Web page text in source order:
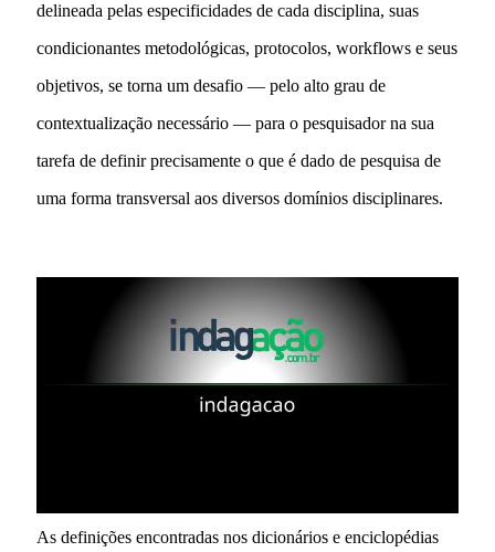
delineada pelas especificidades de cada disciplina, suas
condicionantes metodológicas, protocolos, workflows e seus
objetivos, se torna um desafio — pelo alto grau de
contextualização necessário — para o pesquisador na sua
tarefa de definir precisamente o que é dado de pesquisa de
uma forma transversal aos diversos domínios disciplinares.
As definições encontradas nos dicionários e enciclopédias